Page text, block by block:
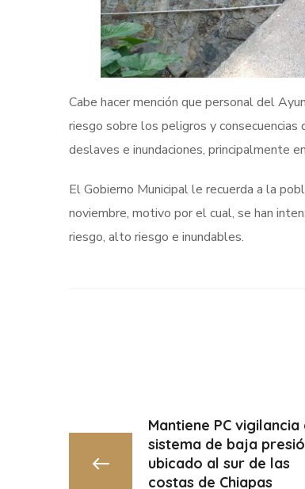
Cabe hacer mención que personal del
riesgo sobre los peligros y consecuencias
deslaves e inundaciones, principalmente
El Gobierno Municipal le recuerda a la
noviembre, motivo por el cual, se han
riesgo, alto riesgo e inundables.
Mantiene PC vigilancia
sistema de baja
ubicado al sur de las
costas de Chiapas